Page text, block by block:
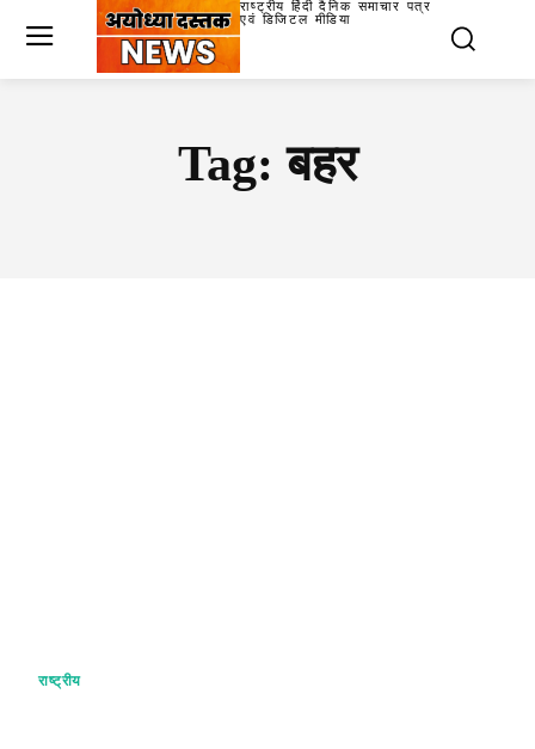
राष्ट्रीय हिंदी दैनिक समाचार पत्र
एवं डिजिटल मीडिया
Tag:बहर
राष्ट्रीय